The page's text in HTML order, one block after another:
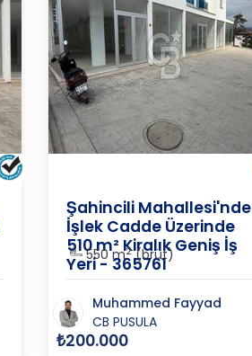
Şahincili Mahallesi'nde
İşlek Cadde Üzerinde
510 m² Kiralık Geniş İş
Yeri - 365761
550 m2(brüt)
Muhammed Fayyad
CB PUSULA
₺200.000